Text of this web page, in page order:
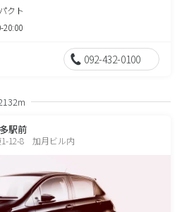
クト
20:00
092-432-0100
駅前
12-8 加月ビル内